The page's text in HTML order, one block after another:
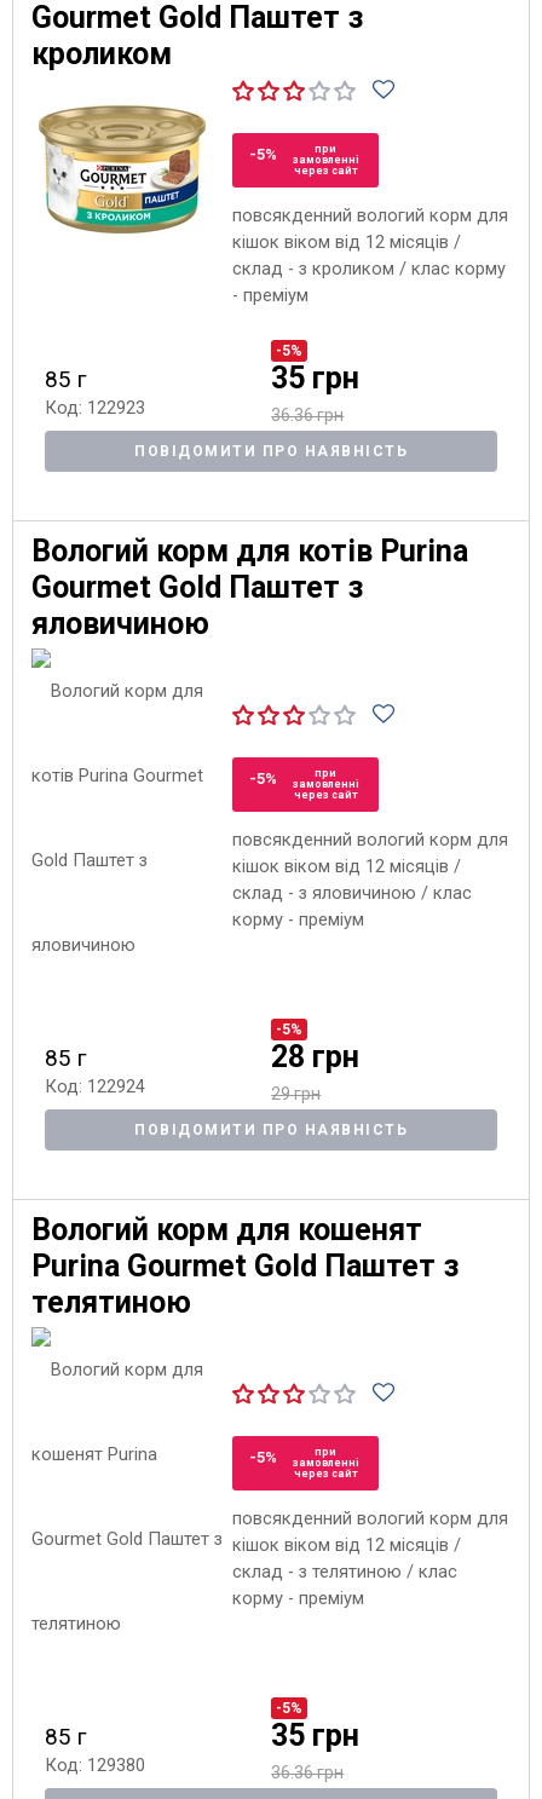
Gourmet Gold Паштет з
кроликом
-5%
при
замовленні
через сайт
повсякденний вологий корм для
кішок віком від 12 місяців /
склад - з кроликом / клас корму
- преміум
85 г
Код: 122923
-5%
35 грн
36.36 грн
ПОВІДОМИТИ ПРО НАЯВНІСТЬ
Вологий корм для котів Purina
Gourmet Gold Паштет з
яловичиною
-5%
при
замовленні
через сайт
повсякденний вологий корм для
кішок віком від 12 місяців /
склад - з яловичиною / клас
корму - преміум
85 г
Код: 122924
-5%
28 грн
29 грн
ПОВІДОМИТИ ПРО НАЯВНІСТЬ
Вологий корм для кошенят
Purina Gourmet Gold Паштет з
телятиною
-5%
при
замовленні
через сайт
повсякденний вологий корм для
кішок віком від 12 місяців /
склад - з телятиною / клас
корму - преміум
85 г
Код: 129380
-5%
35 грн
36.36 грн